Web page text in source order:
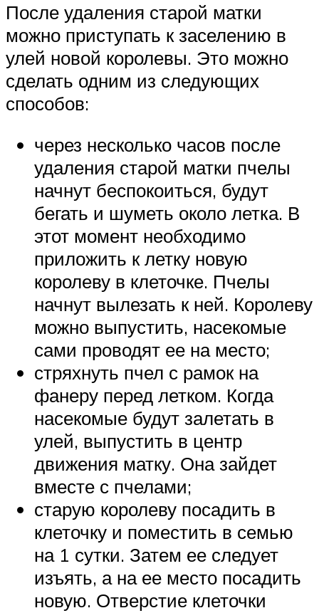
После удаления старой матки
можно приступать к заселению в
улей новой королевы. Это можно
сделать одним из следующих
способов:
через несколько часов после
удаления старой матки пчелы
начнут беспокоиться, будут
бегать и шуметь около летка. В
этот момент необходимо
приложить к летку новую
королеву в клеточке. Пчелы
начнут вылезать к ней. Королеву
можно выпустить, насекомые
сами проводят ее на место;
стряхнуть пчел с рамок на
фанеру перед летком. Когда
насекомые будут залетать в
улей, выпустить в центр
движения матку. Она зайдет
вместе с пчелами;
старую королеву посадить в
клеточку и поместить в семью
на 1 сутки. Затем ее следует
изъять, а на ее место посадить
новую. Отверстие клеточки